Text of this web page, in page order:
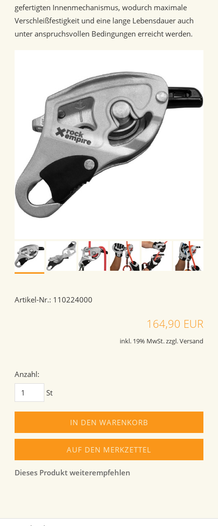
gefertigten Innenmechanismus, wodurch maximale
Verschleißfestigkeit und eine lange Lebensdauer auch
unter anspruchsvollen Bedingungen erreicht werden.
Artikel-Nr.: 110224000
164,90 EUR
inkl. 19% MwSt. zzgl. Versand
Anzahl:
St
IN DEN WARENKORB
AUF DEN MERKZETTEL
Dieses Produkt weiterempfehlen